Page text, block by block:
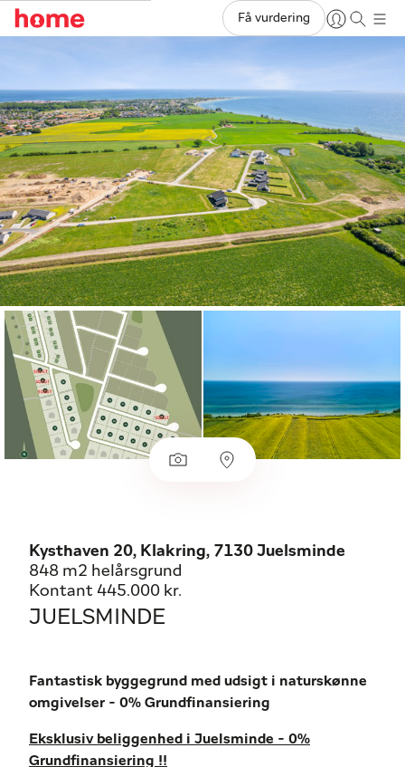
Få vurdering
Kysthaven 20, Klakring, 7130 Juelsminde
848 m2 helårsgrund
Kontant 445.000 kr.
JUELSMINDE
Fantastisk byggegrund med udsigt i naturskønne
omgivelser - 0% Grundfinansiering
Eksklusiv beliggenhed i Juelsminde - 0%
Grundfinansiering !!